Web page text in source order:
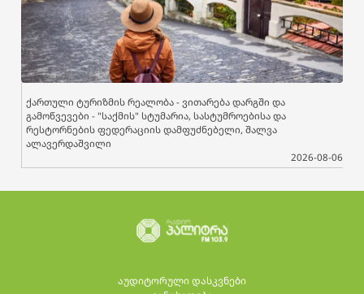
ქართული ტურიზმის რეალობა - ვითარება დარგში და
გამოწვევები - "საქმის" სტუმარია, სასტუმროებისა და
რესტორნების ფედერაციის დამფუძნებელი, შალვა
ალავერდაშვილი
2026-08-06
აუდიტორული დასკვნები